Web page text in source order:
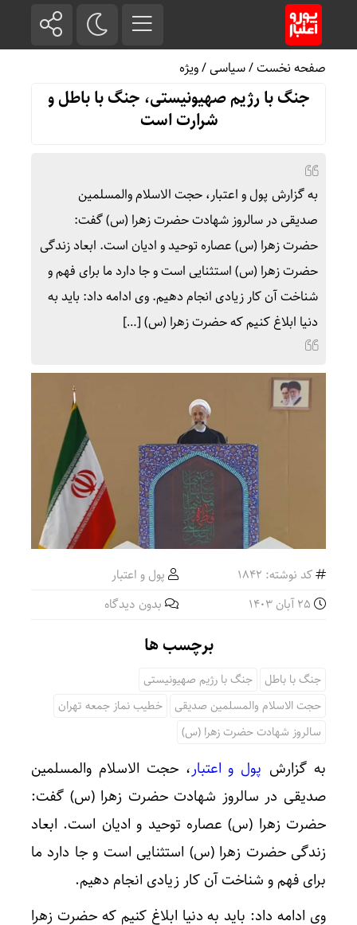
صفحه نخست/سیاسی/ویژه
جنگ با رژیم صهیونیستی، جنگ با باطل و
شرارت است
به گزارش پول و اعتبار، حجت الاسلام والمسلمین
صدیقی در سالروز شهادت حضرت زهرا (س) گفت:
حضرت زهرا (س) عصاره توحید و ادیان است. ابعاد زندگی
حضرت زهرا (س) استثنایی است و جا دارد ما برای فهم و
شناخت آن کار زیادی انجام دهیم. وی ادامه داد: باید به
دنیا ابلاغ کنیم که حضرت زهرا (س) […]
کد نوشته: 1842
پول و اعتبار
بدون دیدگاه
برچسب ها
جنگ با باطل
جنگ با رژیم صهیونیستی
حجت الاسلام والمسلمین صدیقی
خطیب نماز جمعه تهران
سالروز شهادت حضرت زهرا (س)
به گزارش پول و اعتبار، حجت الاسلام والمسلمین
صدیقی در سالروز شهادت حضرت زهرا (س) گفت:
حضرت زهرا (س) عصاره توحید و ادیان است. ابعاد
زندگی حضرت زهرا (س) استثنایی است و جا دارد ما
برای فهم و شناخت آن کار زیادی انجام دهیم.
وی ادامه داد: باید به دنیا ابلاغ کنیم که حضرت زهرا